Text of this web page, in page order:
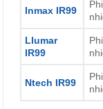
Inmax IR99
Llumar
IR99
Ntech IR99